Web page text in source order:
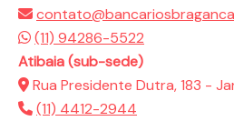
(11) 94286-5522
Atibaia (sub-sede)
Rua Presidente Dutra, 183 -
(11) 4412-2944